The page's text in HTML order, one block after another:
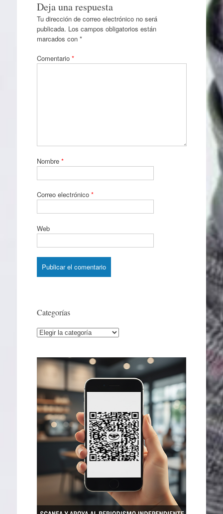
Deja una respuesta
Tu dirección de correo electrónico no será
publicada. Los campos obligatorios están
marcados con *
Comentario *
Nombre *
Correo electrónico *
Web
Categorías
Categorías